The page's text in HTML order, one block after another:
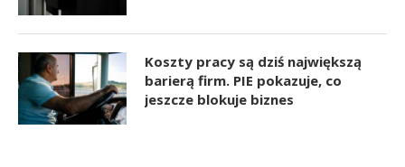
Koszty pracy są dziś największą
barierą firm. PIE pokazuje, co
jeszcze blokuje biznes